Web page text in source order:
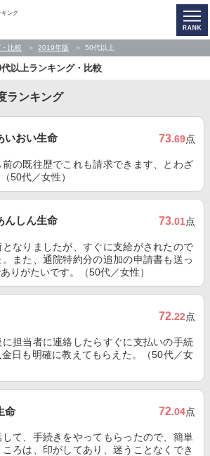
キング
比較 2019年版 50代以上
代以上ランキング・比較
ランキング
いおい生命 73.69点
の既往歴でこれも請求できます、とわざ
50代／女性）
んしん生命 73.01点
なりましたが、すぐに支給がされたので
また、通院特約分の追加の申請書も送っ
りがたいです。（50代／女性）
72.22点
担当者に連絡したらすぐに支払いの手続
日も明確に教えてもらえた。（50代／女
命 72.04点
て、手続きをやってもらったので、簡単
ろは、印がしてあり、迷うことなくでき